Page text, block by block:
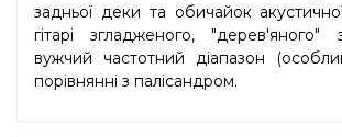
задньої деки та обичайок
гітарі згладженого,
вужчий частотний діапазон
порівнянні з палісандром.